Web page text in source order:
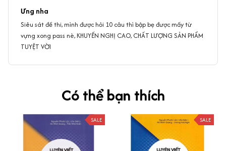
Ưng nha
Siêu sát đề thi, mình được hỏi 10 câu thì bập bẹ được mấy từ
vựng xong pass nè, KHUYẾN NGHỊ CAO, CHẤT LƯỢNG SẢN PHẨM
TUYỆT VỜI
Có thể bạn thích
SALE SALE